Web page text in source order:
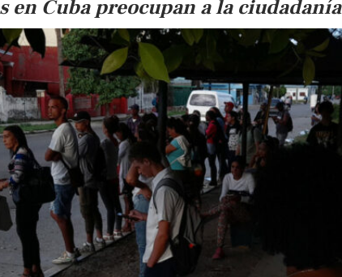
en Cuba preocupan a la ciudadanía